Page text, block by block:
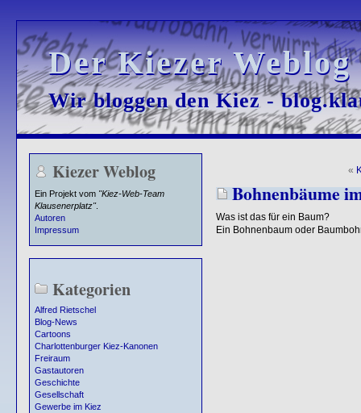
Der Kiezer
Der Kiezer
Wir bloggen den Kiez -
Wir bloggen den Kiez -
Kiezer Weblog
Ein Projekt vom "Kiez-Web-Team
Klausenerplatz".
Autoren
Impressum
Kategorien
Alfred Rietschel
Blog-News
Cartoons
Charlottenburger Kiez-Kanonen
Freiraum
Gastautoren
Geschichte
Gesellschaft
Gewerbe im Kiez
«
Bohnenbäume
Was ist das für ein Baum?
Ein Bohnenbaum oder